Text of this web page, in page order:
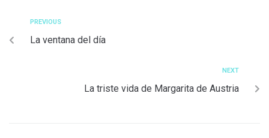
PREVIOUS
La ventana del día
NEXT
La triste vida de Margarita de Austria